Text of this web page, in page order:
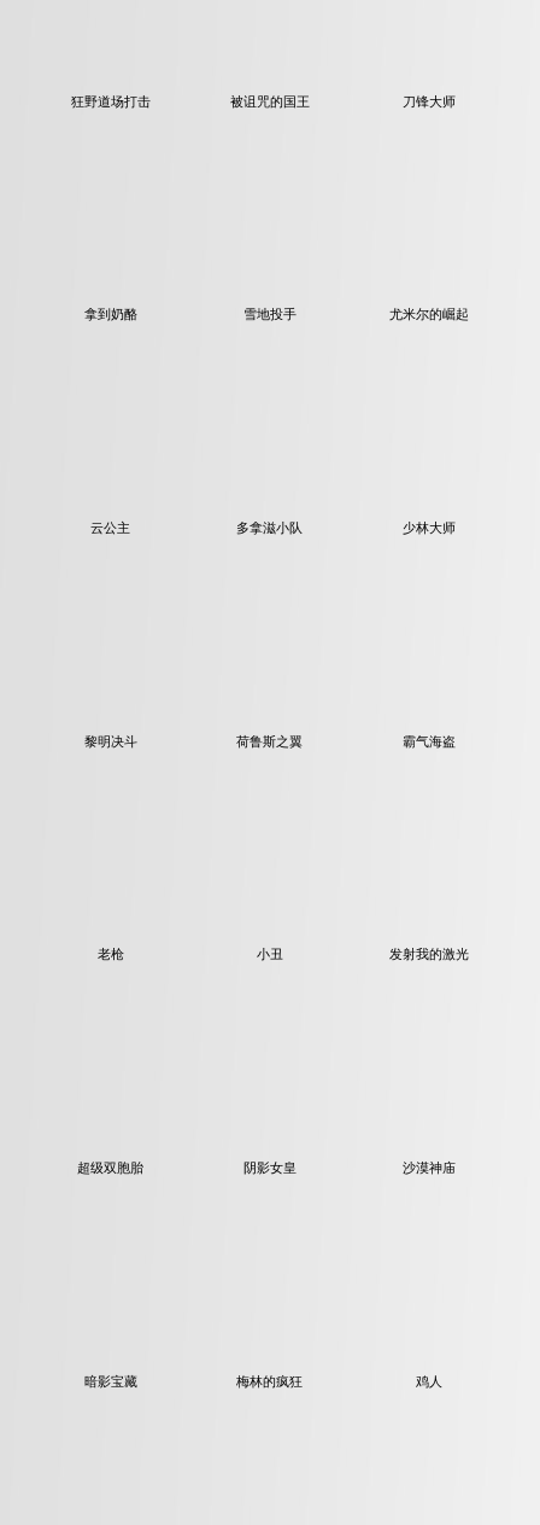
狂野道场打击 被诅咒的国王 刀锋大师
拿到奶酪 雪地投手 尤米尔的崛起
云公主 多拿滋小队 少林大师
黎明决斗 荷鲁斯之翼 霸气海盗
老枪 小丑 发射我的激光
超级双胞胎 阴影女皇 沙漠神庙
暗影宝藏 梅林的疯狂 鸡人